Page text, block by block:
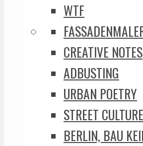
WTF
CREATIVE NOTES
ADBUSTING
URBAN POETRY
STREET CULTURE
BERLIN, BAU